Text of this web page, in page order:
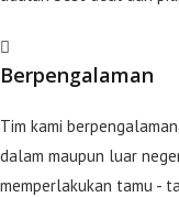
Berpengalaman
Tim kami
dalam maupun luar
memperlakukan tamu -